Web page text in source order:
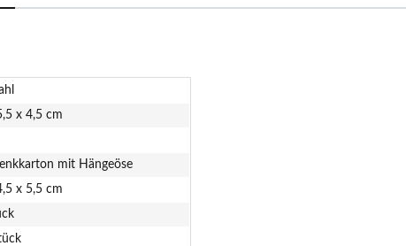
x 4,5 cm
mit Hängeöse
x 5,5 cm